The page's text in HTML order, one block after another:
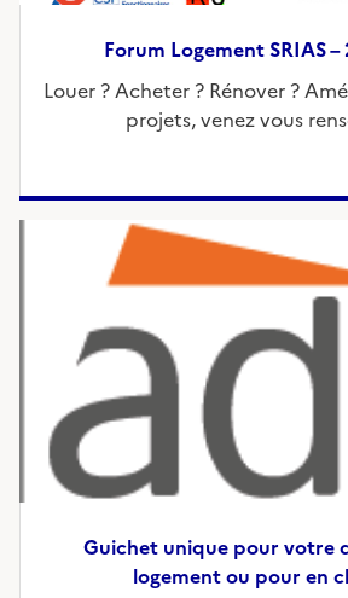
Forum Logement SRIAS
Louer ? Acheter ? Rénover ?
projets, venez vous
Guichet unique pour votre
logement ou pour en